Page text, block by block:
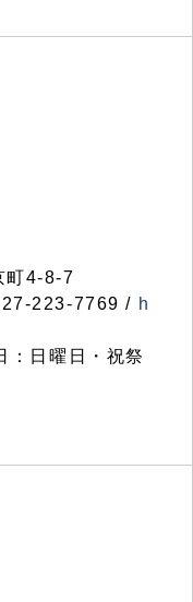
町4-8-7
223-7769 / h
日曜日・祝祭